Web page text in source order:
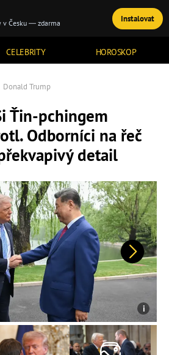
CELEBRITY HOROSKOP
TÉMATA
Donald Trump
Ťin-pchingem
Odborníci na řeč
detail
Další
v Česku — zdarma Instalovat